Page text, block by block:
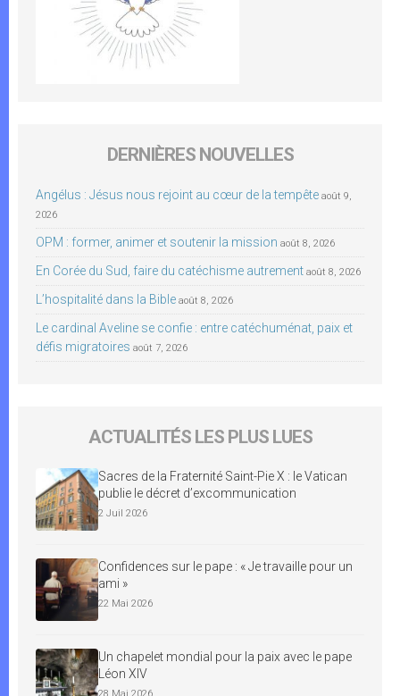
DERNIÈRES NOUVELLES
Angélus : Jésus nous rejoint au cœur de la tempête août 9,
2026
OPM : former, animer et soutenir la mission août 8, 2026
En Corée du Sud, faire du catéchisme autrement août 8, 2026
L’hospitalité dans la Bible août 8, 2026
Le cardinal Aveline se confie : entre catéchuménat, paix et
défis migratoires août 7, 2026
ACTUALITÉS LES PLUS LUES
Sacres de la Fraternité Saint-Pie X : le Vatican
publie le décret d’excommunication
2 Juil 2026
Confidences sur le pape : « Je travaille pour un
ami »
22 Mai 2026
Un chapelet mondial pour la paix avec le pape
Léon XIV